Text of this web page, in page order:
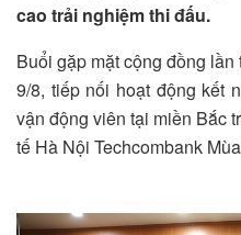
cao trải nghiệm thi đấu.
Buổi gặp mặt cộng đồng
9/8, tiếp nối hoạt động kết
vận động viên tại miền Bắc
tế Hà Nội Techcombank